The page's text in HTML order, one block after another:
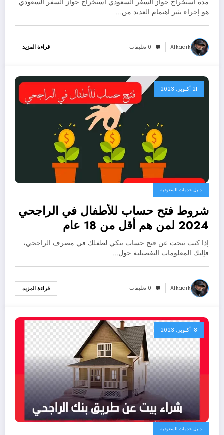
مدة استخراج جواز السفر السعودي استخراج جواز السفر السعودي
هو إجراء يثير اهتمام العديد من…
Afkaark 0 تعليقات قراءة المزيد
21 أكتوبر، 2023
دليل خدمات السعودية
شروط فتح حساب للأطفال في الراجحي
2024 لمن هم أقل من 18 عام
إذا كنت تبحث عن فتح حساب بنكي لطفلك في مصرف الراجحي،
فإليك المعلومات التفصيلية حول…
Afkaark 0 تعليقات قراءة المزيد
18 أكتوبر، 2023
دليل خدمات السعودية